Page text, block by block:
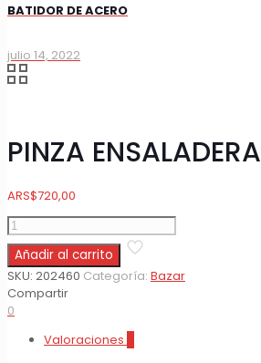
BATIDOR DE ACERO
julio 14, 2022
PINZA ENSALADERA
ARS$720,00
PINZA
ENSALADERA
cantidad
Añadir al carrito
SKU: 202460 Categoría: Bazar
Compartir
0
Valoraciones